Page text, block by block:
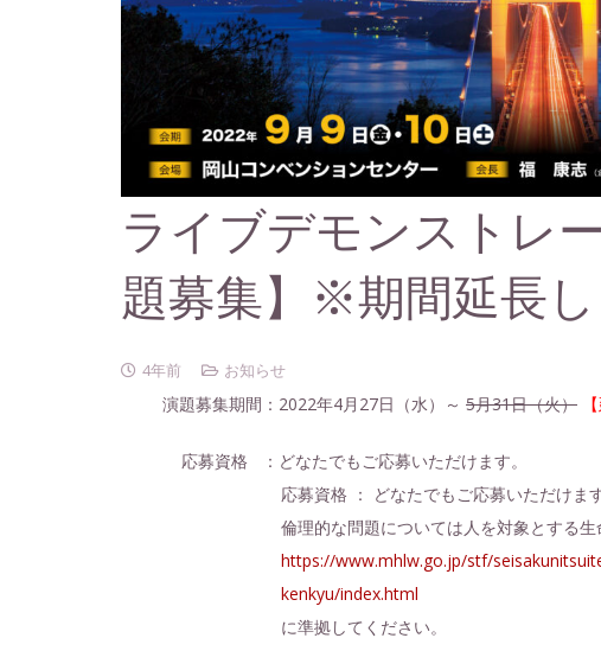
ライブデモンストレ
題募集】※期間延長
4年前 お知らせ
演題募集期間：2022年4月27日（水）～ 5月31日（火）
応募資格 ：どなたでもご応募いただけます。
応募資格 ： どなたでもご応募いただけます
倫理的な問題については人を対象とする
https://www.mhlw.go.jp/stf/
kenkyu/index.html
に準拠してください。